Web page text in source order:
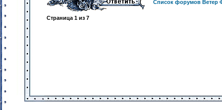
Список форумов Ветер
Страница 1 из 7